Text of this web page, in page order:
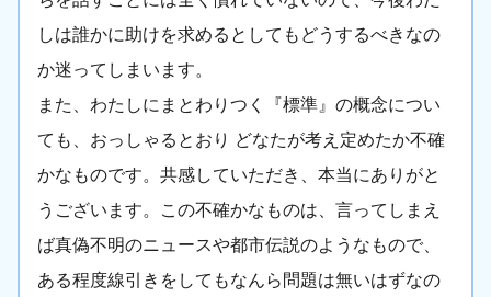
しは誰かに助けを求めるとしてもどうするべきなの
か迷ってしまいます。
また、わたしにまとわりつく『標準』の概念につい
ても、おっしゃるとおり どなたが考え定めたか不確
かなものです。共感していただき、本当にありがと
うございます。この不確かなものは、言ってしまえ
ば真偽不明のニュースや都市伝説のようなもので、
ある程度線引きをしてもなんら問題は無いはずなの